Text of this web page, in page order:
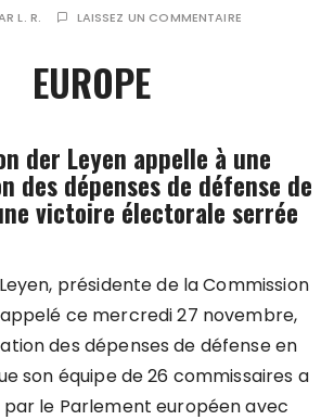
L. R. LAISSEZ UN COMMENTAIRE
EUROPE
der Leyen appelle à une
des dépenses de défense de
victoire électorale serrée
présidente de la Commission
ce mercredi 27 novembre,
des dépenses de défense en
son équipe de 26 commissaires a
le Parlement européen avec